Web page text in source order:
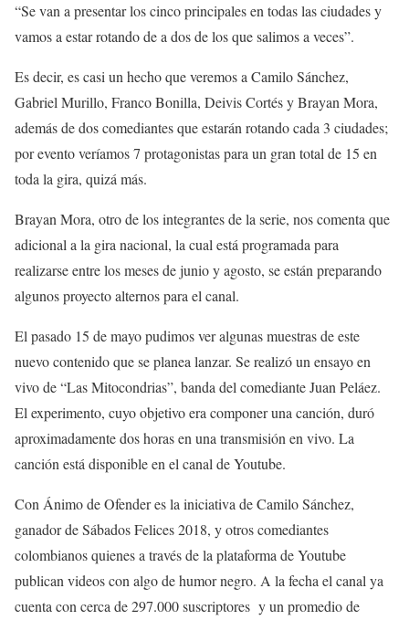
“Se van a presentar los cinco principales en todas las ciudades y
vamos a estar rotando de a dos de los que salimos a veces”.
Es decir, es casi un hecho que veremos a Camilo Sánchez,
Gabriel Murillo, Franco Bonilla, Deivis Cortés y Brayan Mora,
además de dos comediantes que estarán rotando cada 3 ciudades;
por evento veríamos 7 protagonistas para un gran total de 15 en
toda la gira, quizá más.
Brayan Mora, otro de los integrantes de la serie, nos comenta que
adicional a la gira nacional, la cual está programada para
realizarse entre los meses de junio y agosto, se están preparando
algunos proyecto alternos para el canal.
El pasado 15 de mayo pudimos ver algunas muestras de este
nuevo contenido que se planea lanzar. Se realizó un ensayo en
vivo de “Las Mitocondrias”, banda del comediante Juan Peláez.
El experimento, cuyo objetivo era componer una canción, duró
aproximadamente dos horas en una transmisión en vivo. La
canción está disponible en el canal de Youtube.
Con Ánimo de Ofender es la iniciativa de Camilo Sánchez,
ganador de Sábados Felices 2018, y otros comediantes
colombianos quienes a través de la plataforma de Youtube
publican videos con algo de humor negro. A la fecha el canal ya
cuenta con cerca de 297.000 suscriptores y un promedio de